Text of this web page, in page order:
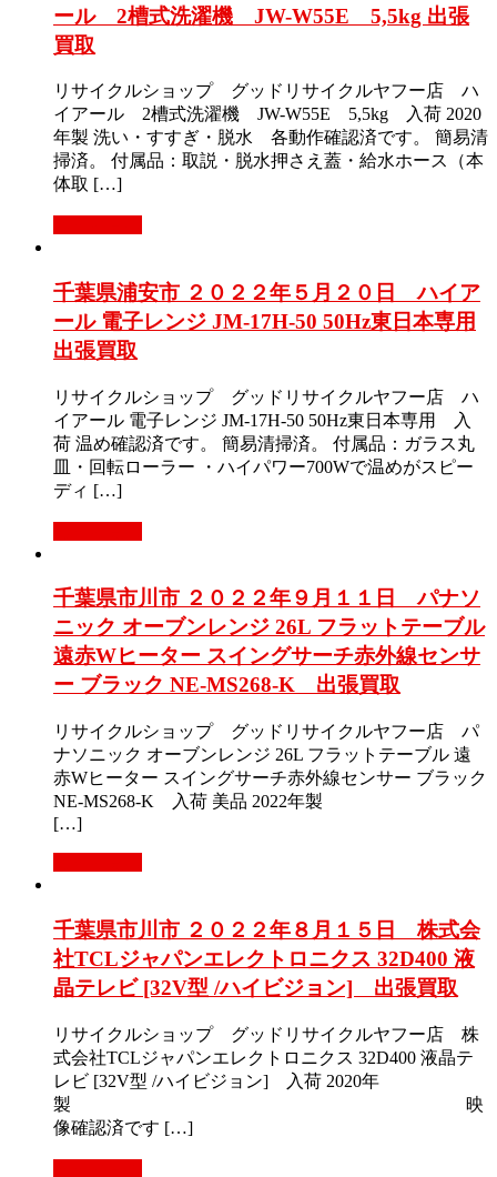
ール 2槽式洗濯機 JW-W55E 5,5kg 出張
買取
リサイクルショップ グッドリサイクルヤフー店 ハ
イアール 2槽式洗濯機 JW-W55E 5,5kg 入荷 2020
年製 洗い・すすぎ・脱水 各動作確認済です。 簡易清
掃済。 付属品：取説・脱水押さえ蓋・給水ホース（本
体取 […]
千葉県浦安市 ２０２２年５月２０日 ハイア
ール 電子レンジ JM-17H-50 50Hz東日本専用
出張買取
リサイクルショップ グッドリサイクルヤフー店 ハ
イアール 電子レンジ JM-17H-50 50Hz東日本専用 入
荷 温め確認済です。 簡易清掃済。 付属品：ガラス丸
皿・回転ローラー ・ハイパワー700Wで温めがスピー
ディ […]
千葉県市川市 ２０２２年９月１１日 パナソ
ニック オーブンレンジ 26L フラットテーブル
遠赤Wヒーター スイングサーチ赤外線センサ
ー ブラック NE-MS268-K 出張買取
リサイクルショップ グッドリサイクルヤフー店 パ
ナソニック オーブンレンジ 26L フラットテーブル 遠
赤Wヒーター スイングサーチ赤外線センサー ブラック
NE-MS268-K 入荷 美品 2022年製
[…]
千葉県市川市 ２０２２年８月１５日 株式会
社TCLジャパンエレクトロニクス 32D400 液
晶テレビ [32V型 /ハイビジョン] 出張買取
リサイクルショップ グッドリサイクルヤフー店 株
式会社TCLジャパンエレクトロニクス 32D400 液晶テ
レビ [32V型 /ハイビジョン] 入荷 2020年
製 映
像確認済です […]